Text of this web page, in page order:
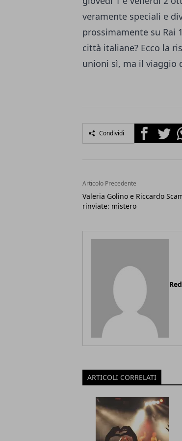
veramente speciali e
prossimamente su Rai
città italiane? Ecco la
unioni sì, ma il viaggio
Condividi FacebookTwitter
Articolo Precedente
Valeria Golino e Riccardo
rinviate: mistero
ARTICOLI CORRELATI